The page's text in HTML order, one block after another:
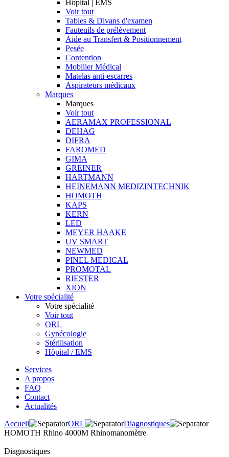
Hôpital | EMS
Voir tout
Tables & Divans d'examen
Fauteuils de prélèvement
Aide au Transfert & Positionnement
Pesée
Contention
Mobilier Médical
Matelas anti-escarres
Aspirateurs médicaux
Marques
Marques
Voir tout
AERAMAX PROFESSIONAL
DEHAG
DIFRA
FAROMED
GIMA
GREINER
HARTMANN
HEINEMANN MEDIZINTECHNIK
HOMOTH
KAPS
KERN
LED
MEYER HAAKE
UV SMART
NEWMED
PINEL MEDICAL
PROMOTAL
RIESTER
XION
Votre spécialité
Votre spécialité
Voir tout
ORL
Gynécologie
Stérilisation
Hôpital / EMS
Services
A propos
FAQ
Contact
Actualités
Accueil
ORL
Diagnostiques
HOMOTH Rhino 4000M Rhinomanomètre
Diagnostiques